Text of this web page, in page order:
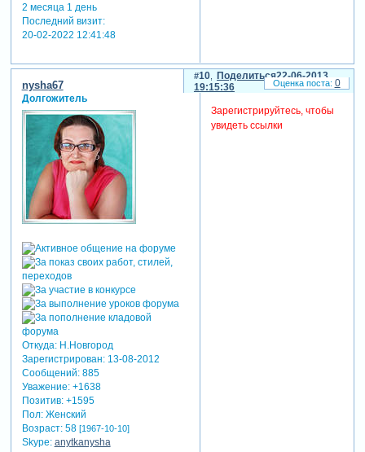
2 месяца 1 день
Последний визит:
20-02-2022 12:41:48
Поделиться
10
22-06-2013
19:15:36
nysha67
Долгожитель
Откуда:Н.Новгород
Зарегистрирован: 13-08-2012
Сообщений:885
Уважение: +1638
Позитив: +1595
Пол:Женский
Возраст:58 [1967-10-10]
Skype: anytkanysha
Зарегистрируйтесь, чтобы
увидеть ссылки
0